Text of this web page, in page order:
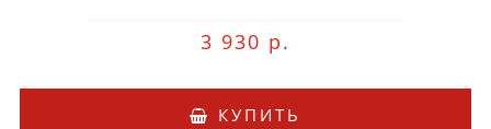
3 930 р.
КУПИТЬ